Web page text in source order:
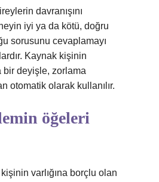
davranışını
iyi ya da kötü, doğru
sorusunu cevaplamayı
Kaynak kişinin
bir deyişle, zorlama
otomatik olarak kullanılır.
öğeleri
varlığına borçlu olan